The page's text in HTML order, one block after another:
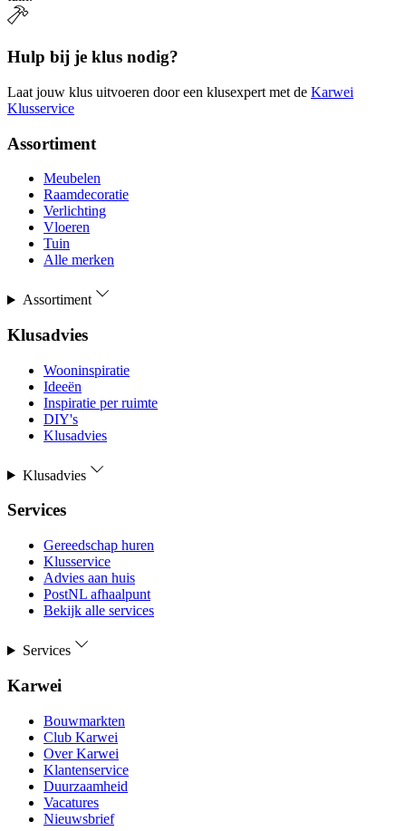
Hulp bij je klus nodig?
Laat jouw klus uitvoeren door een klusexpert met de Karwei
Klusservice
Assortiment
Meubelen
Raamdecoratie
Verlichting
Vloeren
Tuin
Alle merken
Assortiment
Klusadvies
Wooninspiratie
Ideeën
Inspiratie per ruimte
DIY's
Klusadvies
Klusadvies
Services
Gereedschap huren
Klusservice
Advies aan huis
PostNL afhaalpunt
Bekijk alle services
Services
Karwei
Bouwmarkten
Club Karwei
Over Karwei
Klantenservice
Duurzaamheid
Vacatures
Nieuwsbrief